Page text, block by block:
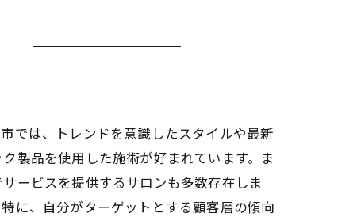
では、トレンドを意識したスタイルや最新
製品を使用した施術が好まれています。ま
ービスを提供するサロンも多数存在しま
に、自分がターゲットとする顧客層の傾向